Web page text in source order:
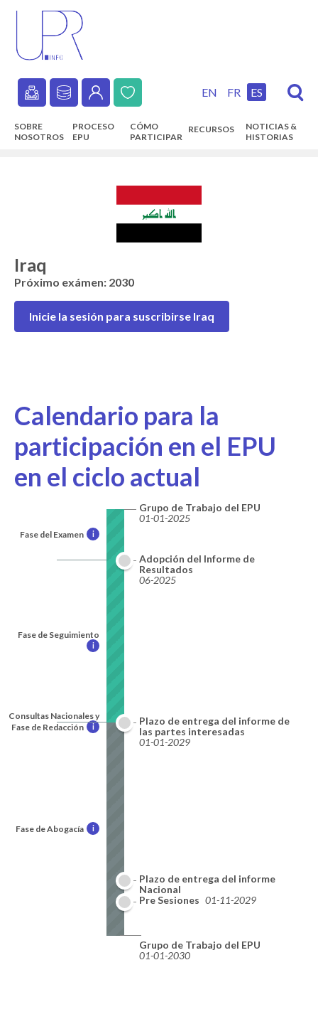
content
Secondary
navigation
EN FR ES
SOBRE
NOSOTROS
PROCESO
EPU
CÓMO
PARTICIPAR
RECURSOS
NOTICIAS &
HISTORIAS
Iraq
Próximo exámen: 2030
Inicie la sesión para suscribirse Iraq
Calendario para la
participación en el EPU
en el ciclo actual
Fase del Examen i
Fase de Seguimiento
i
Consultas Nacionales y
Fase de Redacción
i
Fase de Abogacía i
Grupo de Trabajo del EPU
01-01-2025
Adopción del Informe de
Resultados
06-2025
Plazo de entrega del informe de
las partes interesadas
01-01-2029
Plazo de entrega del informe
Nacional
01-10-2029
Pre Sesiones 01-11-2029
Grupo de Trabajo del EPU
01-01-2030